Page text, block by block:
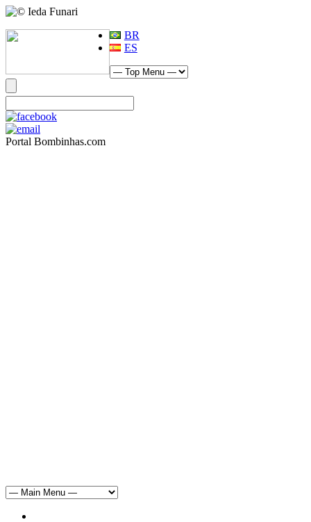
BR
ES
Portal Bombinhas.com